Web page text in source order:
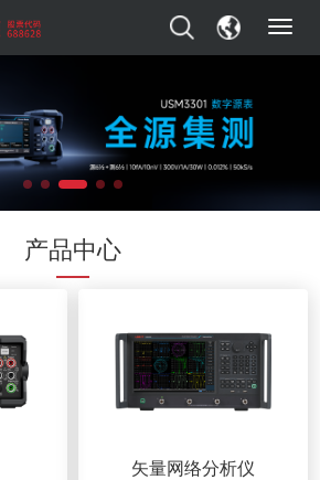
T
o
产品中心
矢量网络分析仪